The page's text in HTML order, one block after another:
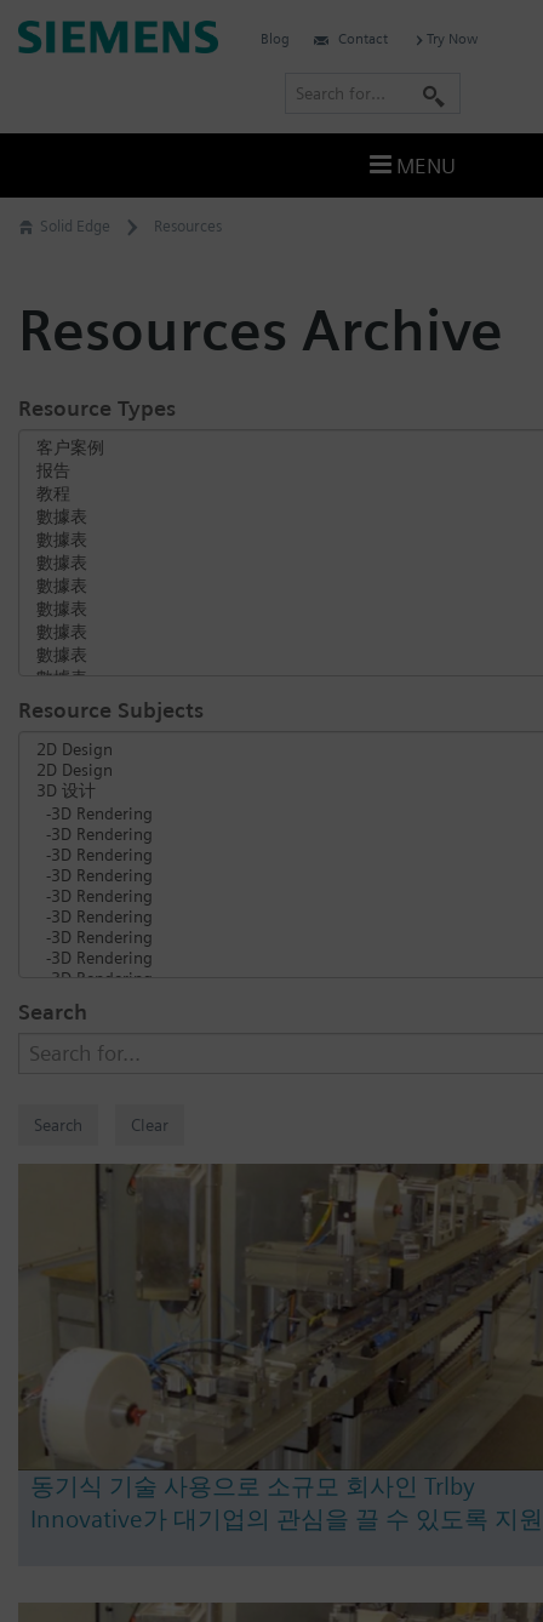
Skip
to
Solid Edge Resources
Resources Archive
Resource Types
Resource Subjects
Search
동기식 기술 사용으로 소규모 회사인 Trlby
Innovative가 대기업의 관심을 끌 수 있도록 지원
Siemens
Blog Contact Try Now
r
MENU